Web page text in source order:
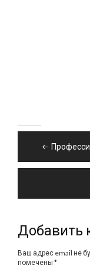
записям
Добавить
Ваш адрес email не
помечены *